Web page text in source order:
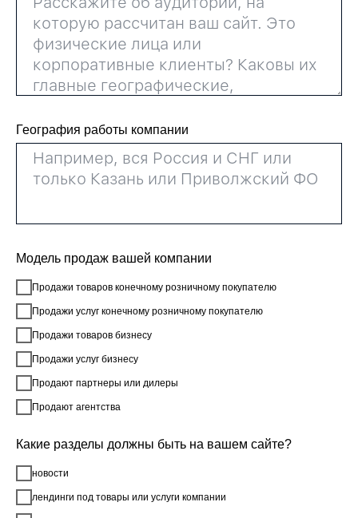
География работы компании
Модель продаж вашей компании
Продажи товаров конечному розничному покупателю
Продажи услуг конечному розничному покупателю
Продажи товаров бизнесу
Продажи услуг бизнесу
Продают партнеры или дилеры
Продают агентства
Какие разделы должны быть на вашем сайте?
новости
лендинги под товары или услуги компании